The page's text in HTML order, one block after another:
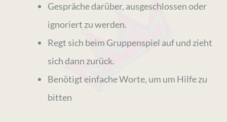
Gespräche darüber, ausgeschlossen oder
ignoriert zu werden.
Regt sich beim Gruppenspiel auf und zieht
sich dann zurück.
Benötigt einfache Worte, um um Hilfe zu
bitten